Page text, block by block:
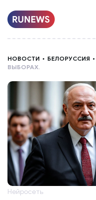
НАС
НОВОСТИ БЕЛОРУССИЯ
ВЫБОРАХ.
Нейросеть